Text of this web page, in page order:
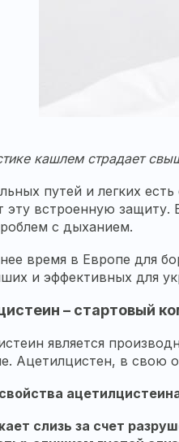
кашлем страдает
путей и легких
эту встроенную
с дыханием.
время в Европе для
и эффективных для
­– стартовый
является
Ацетилцистен, в свою
слизь за счет